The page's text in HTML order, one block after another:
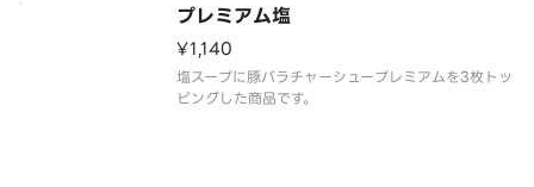
プレミアム塩
¥1,140
塩スープに豚バラチャーシュープレミアムを3枚トッ
ピングした商品です。